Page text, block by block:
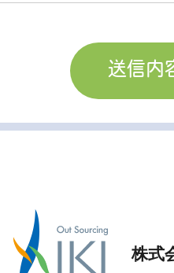
情報を適切に管理し、次のいずれ
ために当社が業務を委託する業者
される日本の法令、その他規範を
株式